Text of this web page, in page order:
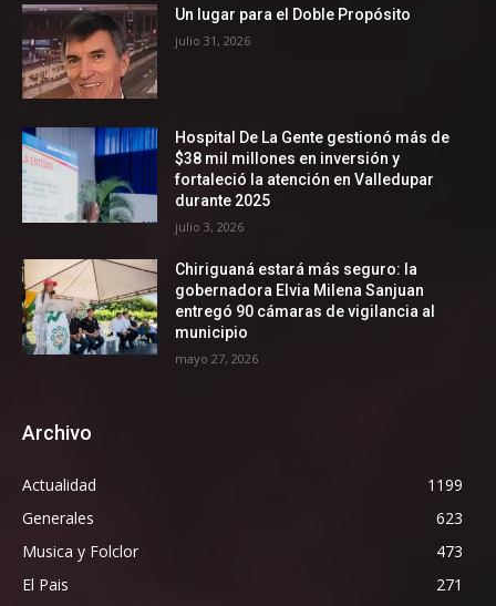
Un lugar para el Doble Propósito
julio 31, 2026
Hospital De La Gente gestionó más de
$38 mil millones en inversión y
fortaleció la atención en Valledupar
durante 2025
julio 3, 2026
Chiriguaná estará más seguro: la
gobernadora Elvia Milena Sanjuan
entregó 90 cámaras de vigilancia al
municipio
mayo 27, 2026
Archivo
Actualidad
1199
Generales
623
Musica y Folclor
473
El Pais
271